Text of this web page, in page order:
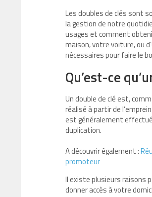
Les doubles de clés sont
la gestion de notre
usages et comment
maison, votre voiture, ou
nécessaires pour faire le
Qu’est-ce
Un double de clé est,
réalisé à partir de
est généralement
duplication.
A découvrir également :
promoteur
Il existe plusieurs raisons
donner accès à votre